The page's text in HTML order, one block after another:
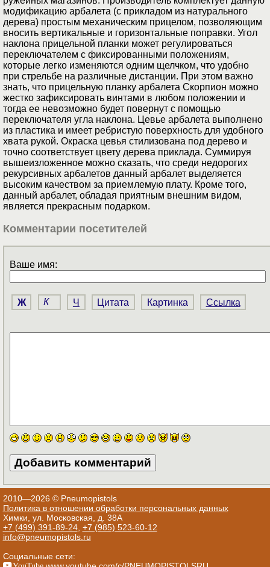
модификацию арбалета (с прикладом из натурального
дерева) простым механическим прицелом, позволяющим
вносить вертикальные и горизонтальные поправки. Угол
наклона прицельной планки может регулироваться
переключателем с фиксированными положениям,
которые легко изменяются одним щелчком, что удобно
при стрельбе на различные дистанции. При этом важно
знать, что прицельную планку арбалета Скорпион можно
жестко зафиксировать винтами в любом положении и
тогда ее невозможно будет повернут с помощью
переключателя угла наклона. Цевье арбалета выполнено
из пластика и имеет ребристую поверхность для удобного
хвата рукой. Окраска цевья стилизована под дерево и
точно соответствует цвету дерева приклада. Суммируя
вышеизложенное можно сказать, что среди недорогих
рекурсивных арбалетов данный арбалет выделяется
высоким качеством за приемлемую плату. Кроме того,
данный арбалет, обладая приятным внешним видом,
является прекрасным подарком.
Комментарии посетителей
Ваше имя:
Ж К Ч Цитата Картинка Ссылка
2010—2026 © Pneumopistols
Политика в отношении обработки персональных данных
Химки, ул. Московская, д. 38А
+7 (499) 391-89-24, +7 (985) 523-60-12
info@pneumopistols.ru
Социальные сети:
YouTube